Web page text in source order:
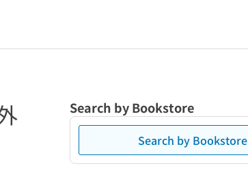
Search by Bookstore
Search by Bookstore